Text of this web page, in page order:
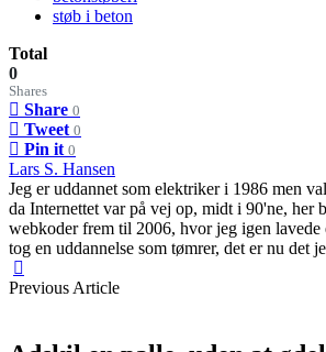
støb i beton
Total
0
Shares
Share 0
Tweet 0
Pin it 0
Lars S. Hansen
Jeg er uddannet som elektriker i 1986 men
da Internettet var på vej op, midt i 90'ne, her
webkoder frem til 2006, hvor jeg igen lavede
tog en uddannelse som tømrer, det er nu det
Previous Article